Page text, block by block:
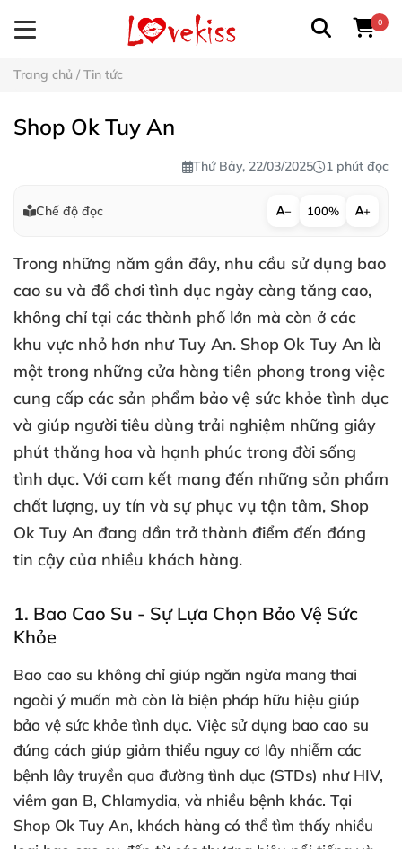
0
Trang chủ / Tin tức
Shop Ok Tuy An
Thứ Bảy, 22/03/2025 1 phút đọc
Chế độ đọc − 100% +
Trong những năm gần đây, nhu cầu sử dụng bao
cao su và đồ chơi tình dục ngày càng tăng cao,
không chỉ tại các thành phố lớn mà còn ở các
khu vực nhỏ hơn như Tuy An. Shop Ok Tuy An là
một trong những cửa hàng tiên phong trong việc
cung cấp các sản phẩm bảo vệ sức khỏe tình dục
và giúp người tiêu dùng trải nghiệm những giây
phút thăng hoa và hạnh phúc trong đời sống
tình dục. Với cam kết mang đến những sản phẩm
chất lượng, uy tín và sự phục vụ tận tâm, Shop
Ok Tuy An đang dần trở thành điểm đến đáng
tin cậy của nhiều khách hàng.
1. Bao Cao Su - Sự Lựa Chọn Bảo Vệ Sức
Khỏe
Bao cao su không chỉ giúp ngăn ngừa mang thai
ngoài ý muốn mà còn là biện pháp hữu hiệu giúp
bảo vệ sức khỏe tình dục. Việc sử dụng bao cao su
đúng cách giúp giảm thiểu nguy cơ lây nhiễm các
bệnh lây truyền qua đường tình dục (STDs) như HIV,
viêm gan B, Chlamydia, và nhiều bệnh khác. Tại
Shop Ok Tuy An, khách hàng có thể tìm thấy nhiều